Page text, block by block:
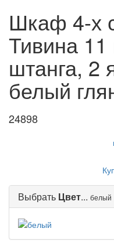
Шкаф 4-х
Тивина 11
штанга, 2
белый
24898
Выбрать Цвет... белый